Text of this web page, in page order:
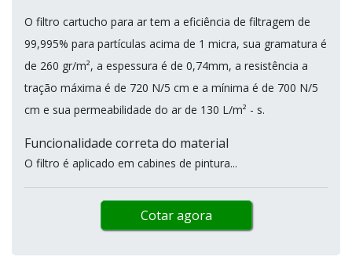
O filtro cartucho para ar tem a eficiência de filtragem de
99,995% para partículas acima de 1 micra, sua gramatura é
de 260 gr/m², a espessura é de 0,74mm, a resistência a
tração máxima é de 720 N/5 cm e a mínima é de 700 N/5
cm e sua permeabilidade do ar de 130 L/m² - s.
Funcionalidade correta do material
O filtro é aplicado em cabines de pintura...
Cotar agora